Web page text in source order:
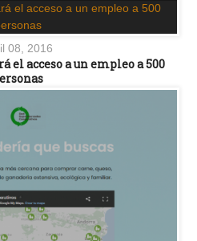
08, 2016
el acceso a un empleo a 500